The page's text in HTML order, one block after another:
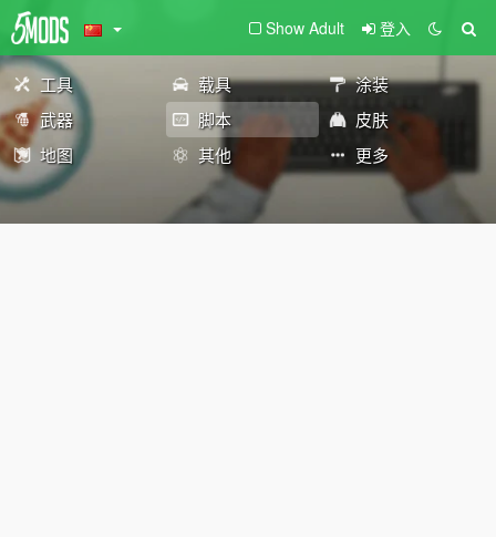
Show Adult 登入
工具 载具
涂装
武器
脚本
皮肤
地图
其他 更多